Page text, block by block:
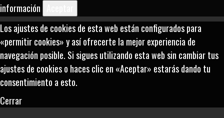
información
Los ajustes de cookies de esta web están configurados para
«permitir cookies» y así ofrecerte la mejor experiencia de
navegación posible. Si sigues utilizando esta web sin cambiar tus
ajustes de cookies o haces clic en «Aceptar» estarás dando tu
consentimiento a esto.
Cerrar